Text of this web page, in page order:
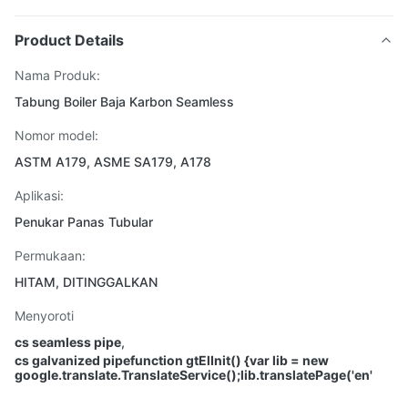
Product Details
Nama Produk:
Tabung Boiler Baja Karbon Seamless
Nomor model:
ASTM A179, ASME SA179, A178
Aplikasi:
Penukar Panas Tubular
Permukaan:
HITAM, DITINGGALKAN
Menyoroti
cs seamless pipe,
cs galvanized pipefunction gtElInit() {var lib = new
google.translate.TranslateService();lib.translatePage('en'